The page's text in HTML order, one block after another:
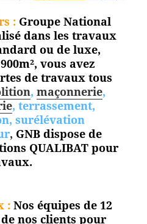
: Groupe National
dans les travaux
ou de luxe,
vous avez
de travaux tous
,maçonnerie,
, terrassement,
surélévation
, GNB dispose de
QUALIBAT pour
: Nos équipes de 12
nos clients pour